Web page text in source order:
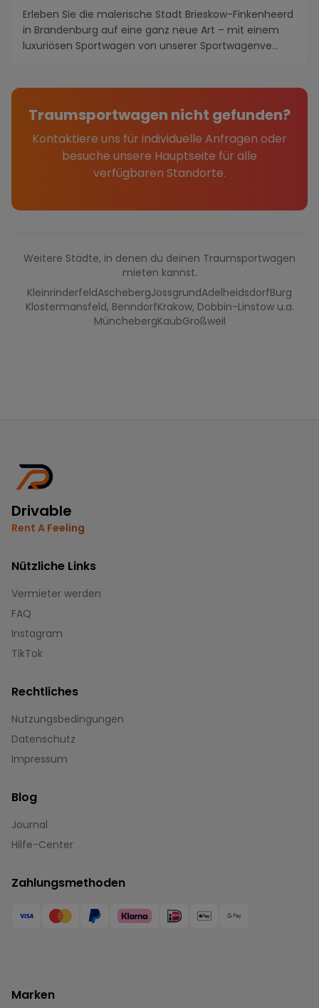
Erleben Sie die malerische Stadt Brieskow-Finkenheerd
in Brandenburg auf eine ganz neue Art – mit einem
luxuriösen Sportwagen von unserer Sportwagenve...
Traumsportwagen nicht gefunden?
Kontaktiere uns für individuelle Anfragen oder
besuche unsere Hauptseite für alle
verfügbaren Standorte.
Weitere Städte, in denen du deinen Traumsportwagen
mieten kannst.
KleinrinderfeldAschebergJossgrundAdelheidsdorfBurg
Klostermansfeld, BenndorfKrakow, Dobbin-Linstow u.a.
MünchebergKaubGroßweil
Drivable
Rent A Feeling
Nützliche Links
Vermieter werden
FAQ
Instagram
TikTok
Rechtliches
Nutzungsbedingungen
Datenschutz
Impressum
Blog
Journal
Hilfe-Center
Zahlungsmethoden
Marken